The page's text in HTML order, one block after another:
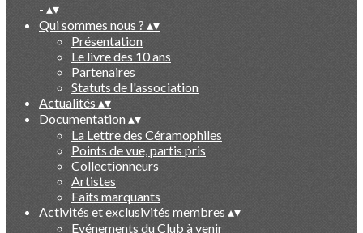
- ▴▾
Qui sommes nous ? ▴▾
Présentation
Le livre des 10 ans
Partenaires
Statuts de l'association
Actualités ▴▾
Documentation▴▾
La Lettre des Céramophiles
Points de vue, partis pris
Collectionneurs
Artistes
Faits marquants
Activités et exclusivités membres ▴▾
Evénements du Club à venir